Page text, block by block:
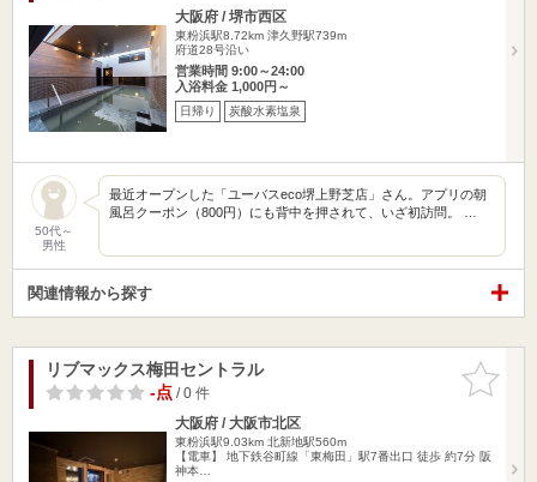
大阪府 / 堺市西区
東粉浜駅8.72km 津久野駅739m
府道28号沿い
営業時間 9:00～24:00
入浴料金 1,000円～
日帰り 炭酸水素塩泉
50代～
男性
最近オープンした「ユーバスeco堺上野芝店」さん。アプリの朝
風呂クーポン（800円）にも背中を押されて、いざ初訪問。 …
関連情報から探す
お気に入
りに追加
リブマックス梅田セントラル
-点/ 0 件
大阪府 / 大阪市北区
東粉浜駅9.03km 北新地駅560m
【電車】 地下鉄谷町線「東梅田」駅7番出口 徒歩 約7分 阪
神本…